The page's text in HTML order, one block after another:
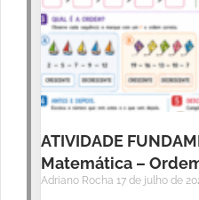
ATIVIDADE
Matemática –
Adriano Rocha 17 de julho de